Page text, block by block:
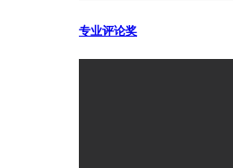
专业评论奖